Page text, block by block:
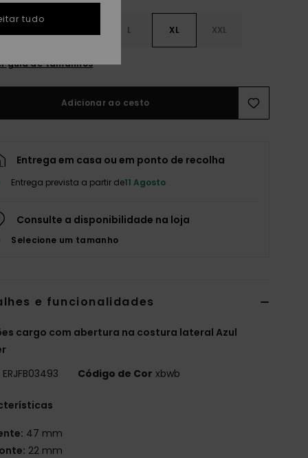
L XL XXL
guia de tamanhos
Adicionar ao cesto
Entrega em casa ou em ponto de recolha
Entrega prevista a partir de11 Agosto
Consulte a disponibilidade na loja
Selecione um tamanho
e funcionalidades
cargo com abertura na costura lateral Azul
ERJFB03493 Código de Cor xbwb
47 mm
22 mm
tudo